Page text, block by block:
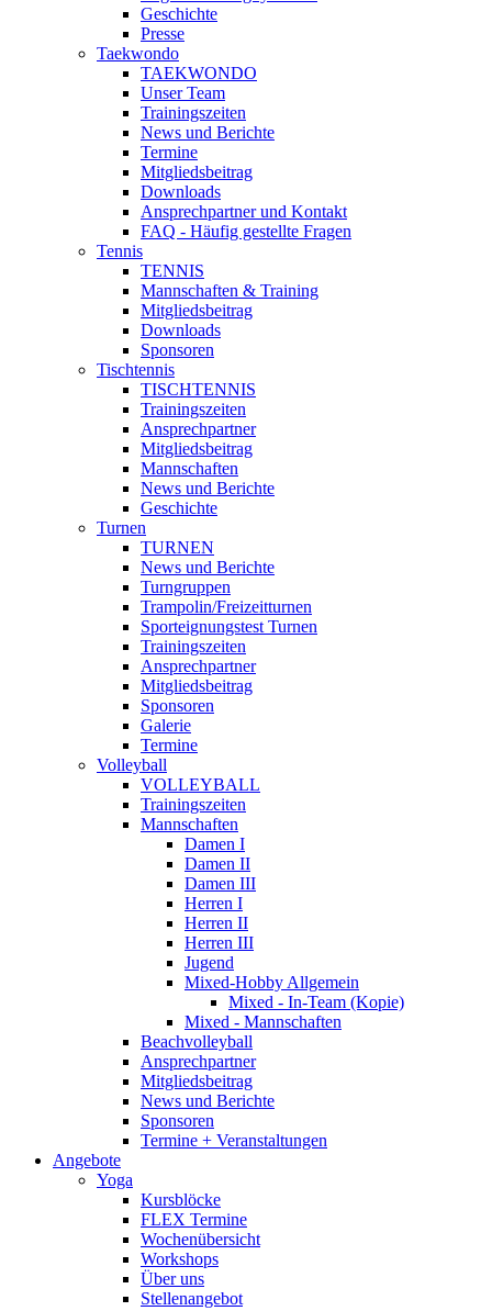
Geschichte
Presse
Taekwondo
TAEKWONDO
Unser Team
Trainingszeiten
News und Berichte
Termine
Mitgliedsbeitrag
Downloads
Ansprechpartner und Kontakt
FAQ - Häufig gestellte Fragen
Tennis
TENNIS
Mannschaften & Training
Mitgliedsbeitrag
Downloads
Sponsoren
Tischtennis
TISCHTENNIS
Trainingszeiten
Ansprechpartner
Mitgliedsbeitrag
Mannschaften
News und Berichte
Geschichte
Turnen
TURNEN
News und Berichte
Turngruppen
Trampolin/Freizeitturnen
Sporteignungstest Turnen
Trainingszeiten
Ansprechpartner
Mitgliedsbeitrag
Sponsoren
Galerie
Termine
Volleyball
VOLLEYBALL
Trainingszeiten
Mannschaften
Damen I
Damen II
Damen III
Herren I
Herren II
Herren III
Jugend
Mixed-Hobby Allgemein
Mixed - In-Team (Kopie)
Mixed - Mannschaften
Beachvolleyball
Ansprechpartner
Mitgliedsbeitrag
News und Berichte
Sponsoren
Termine + Veranstaltungen
Angebote
Yoga
Kursblöcke
FLEX Termine
Wochenübersicht
Workshops
Über uns
Stellenangebot